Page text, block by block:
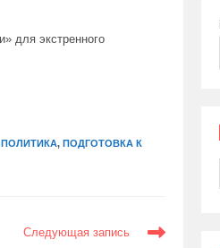
для экстренного
, ПОДГОТОВКА К
Следующая запись